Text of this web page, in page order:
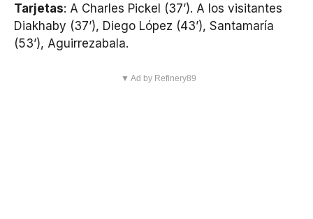
Tarjetas: A Charles Pickel (37’). A los visitantes
Diakhaby (37’), Diego López (43’), Santamaría
(53’), Aguirrezabala.
▼ Ad by Refinery89